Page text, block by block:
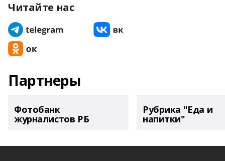
Читайте нас
Партнеры
Фотобанк
журналистов РБ
Рубрика "Еда и
напитки"